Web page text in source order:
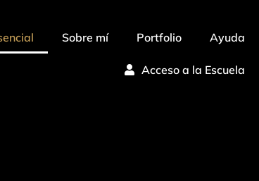
Sobre mí Portfolio Ayuda
Acceso a la Escuela